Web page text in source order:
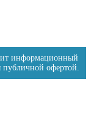
информационный
публичной офертой.